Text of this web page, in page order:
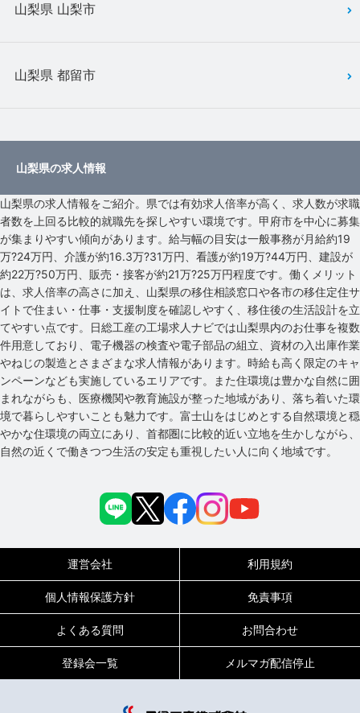
山梨県 山梨市
山梨県 都留市
山梨県の求人情報
山梨県の求人情報をご紹介。県では有効求人倍率が高く、求人数が求職
者数を上回る比較的就職先を探しやすい環境です。甲府市を中心に募集
が集まりやすい傾向があります。給与幅の目安は一般事務が月給約19
万?24万円、介護が約16.3万?31万円、看護が約19万?44万円、建設が
約22万?50万円、販売・接客が約21万?25万円程度です。働くメリット
は、求人倍率の高さに加え、山梨県の移住相談窓口や各市の移住定住サ
イトで住まい・仕事・支援制度を確認しやすく、移住後の生活設計を立
てやすい点です。日総工産の工場求人ナビでは山梨県内のお仕事を複数
件用意しており、電子機器の検査や電子部品の組立、資材の入出庫作業
やねじの製造とさまざまな求人情報があります。時給も高く限定のキャ
ンペーンなども実施しているエリアです。また住環境は豊かな自然に囲
まれながらも、医療機関や教育施設が整った地域があり、落ち着いた環
境で暮らしやすいことも魅力です。富士山をはじめとする自然環境と穏
やかな住環境の両立にあり、首都圏に比較的近い立地を生かしながら、
自然の近くで働きつつ生活の安定も重視したい人に向く地域です。
運営会社 利用規約
個人情報保護方針 免責事項
よくある質問 お問合わせ
登録会一覧 メルマガ配信停止